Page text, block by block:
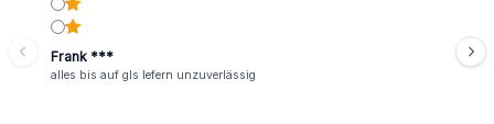
Frank ***
alles bis auf gls lefern unzuverlässig